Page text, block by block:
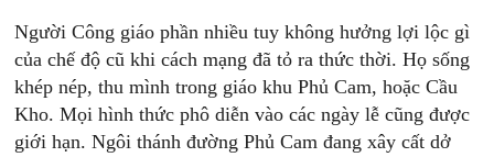
Người Công giáo phần nhiều tuy không hưởng lợi lộc gì
của chế độ cũ khi cách mạng đã tỏ ra thức thời. Họ sống
khép nép, thu mình trong giáo khu Phủ Cam, hoặc Cầu
Kho. Mọi hình thức phô diễn vào các ngày lễ cũng được
giới hạn. Ngôi thánh đường Phủ Cam đang xây cất dở